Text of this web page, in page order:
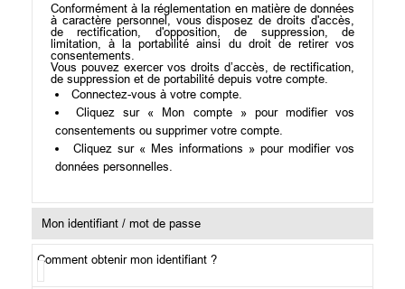
Conformément à la réglementation en matière de données
à caractère personnel, vous disposez de droits d'accès,
de rectification, d'opposition, de suppression, de
limitation, à la portabilité ainsi du droit de retirer vos
consentements.
Vous pouvez exercer vos droits d’accès, de rectification,
de suppression et de portabilité depuis votre compte.
Connectez-vous à votre compte.
Cliquez sur « Mon compte » pour modifier vos
consentements ou supprimer votre compte.
Cliquez sur « Mes informations » pour modifier vos
données personnelles.
Mon identifiant / mot de passe
Comment obtenir mon identifiant ?